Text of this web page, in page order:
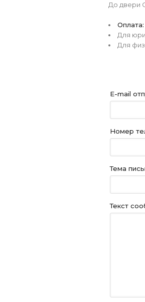
До двери
Оплата:
Для
Для
E-mail
Номер
Тема
Текст